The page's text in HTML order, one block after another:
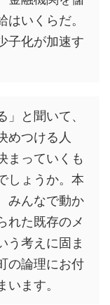
いくらだ。
子化が加速す
」と聞いて、
めつける人
まっていくも
しょうか。本
みんなで動か
れた既存のメ
う考えに固ま
の論理にお付
ます。